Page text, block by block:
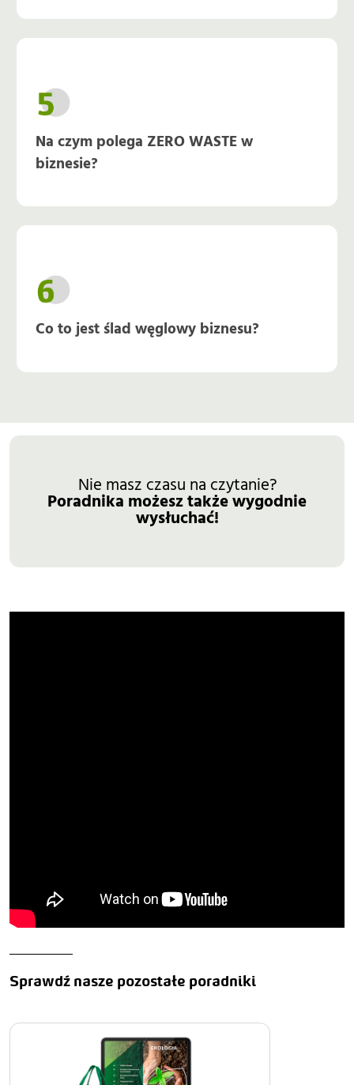
Na czym polega ZERO WASTE w
biznesie?
Co to jest ślad węglowy biznesu?
Nie masz czasu na czytanie?
Poradnika możesz także wygodnie
wysłuchać!
Sprawdź nasze pozostałe poradniki